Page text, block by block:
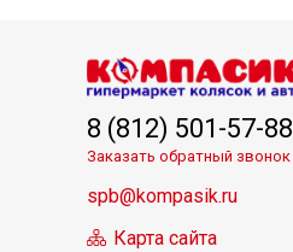
8 (812) 501-57-88
Заказать обратный звонок
spb@kompasik.ru
Карта сайта